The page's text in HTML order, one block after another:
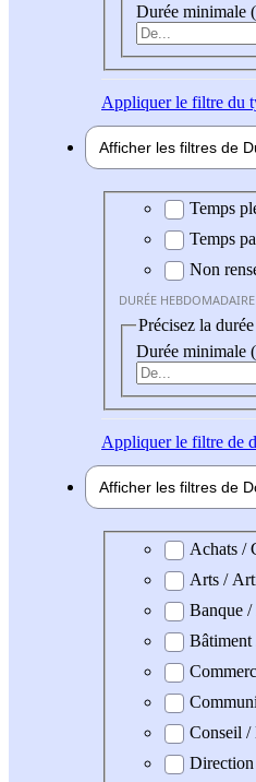
Durée minimale
Appliquerle filtre du
Afficher les filtres de
Durée
Temps
Temps
Non
DURÉE HEBDOMADAIRE
Précisez la
Durée minimale
Appliquerle filtre de
Afficher les filtres de
Domaine Achats /
Arts /
Banque /
Bâtiment
Conseil /
Direction